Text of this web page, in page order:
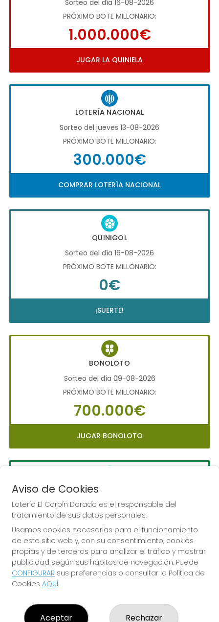
Sorteo del día 16-08-2026
PRÓXIMO BOTE MILLONARIO:
1.000.000€
JUGAR LA QUINIELA
LOTERÍA NACIONAL
Sorteo del jueves 13-08-2026
PRÓXIMO BOTE MILLONARIO:
300.000€
COMPRAR LOTERÍA NACIONAL
QUINIGOL
Sorteo del día 16-08-2026
PRÓXIMO BOTE MILLONARIO:
0€
¡SUERTE!
BONOLOTO
Sorteo del día 09-08-2026
PRÓXIMO BOTE MILLONARIO:
700.000€
JUGAR BONOLOTO
LA PRIMITIVA
Sorteo del día 10-08-2026
PRÓXIMO BOTE MILLONARIO:
56.000.000€
JUGAR LA PRIMITIVA
Aviso de Cookies
Lotería El Carpín Dorado es el responsable del
tratamiento de sus datos personales.
Usamos cookies necesarias para el funcionamiento
de este sitio web y, con su consentimiento, cookies
propias y de terceros para analizar el tráfico y mostrar
publicidad según sus hábitos de navegación. Puede
CONFIGURAR sus preferencias o consultar la Política de
Cookies AQUÍ.
Aceptar Rechazar